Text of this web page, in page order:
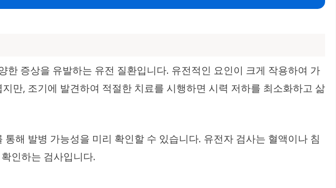
한 증상을 유발하는 유전 질환입니다. 유전적인 요인이 크게 작용하여 가
만, 조기에 발견하여 적절한 치료를 시행하면 시력 저하를 최소화하고 삶
해 발병 가능성을 미리 확인할 수 있습니다. 유전자 검사는 혈액이나 침
인하는 검사입니다.